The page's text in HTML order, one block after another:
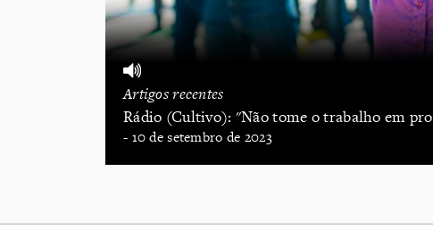
Artigos recentes
Rádio (Cultivo): "Não tome o trabalho em
- 10 de setembro de 2023